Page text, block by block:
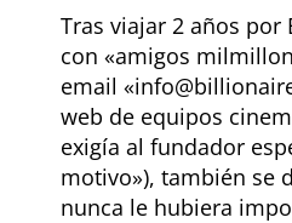
Tras viajar 2 años por
con
amigos
email
web de equipos
exigía al fundador
motivo ), también se
nunca le hubiera